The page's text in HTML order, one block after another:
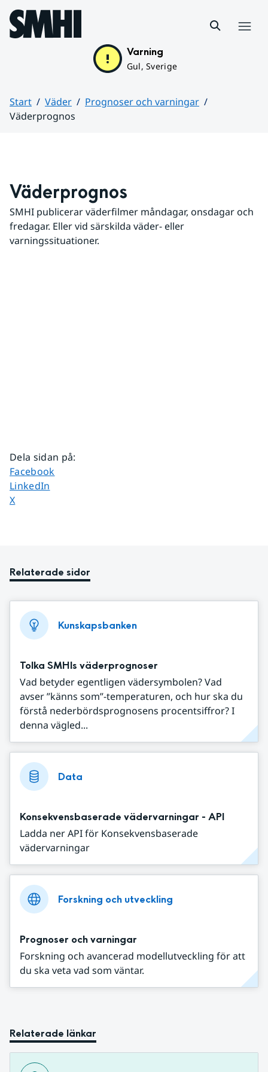
Hoppa till sidans innehåll
Varning
Gul, Sverige
Start Väder
Prognoser och varningar
Väderprognos
Väderprognos
SMHI publicerar väderfilmer måndagar, onsdagar och
fredagar. Eller vid särskilda väder- eller
varningssituationer.
Dela sidan på:
Dela sidan på
Facebook
Dela sidan på
LinkedIn
Dela sidan på
X
Relaterade sidor
Kunskapsbanken
Tolka SMHIs väderprognoser
Vad betyder egentligen vädersymbolen? Vad
avser ”känns som”-temperaturen, och hur ska du
förstå nederbördsprognosens procentsiffror? I
denna vägled...
Data
Konsekvensbaserade vädervarningar - API
Ladda ner API för Konsekvensbaserade
vädervarningar
Forskning och utveckling
Prognoser och varningar
Forskning och avancerad modellutveckling för att
du ska veta vad som väntar.
Relaterade länkar